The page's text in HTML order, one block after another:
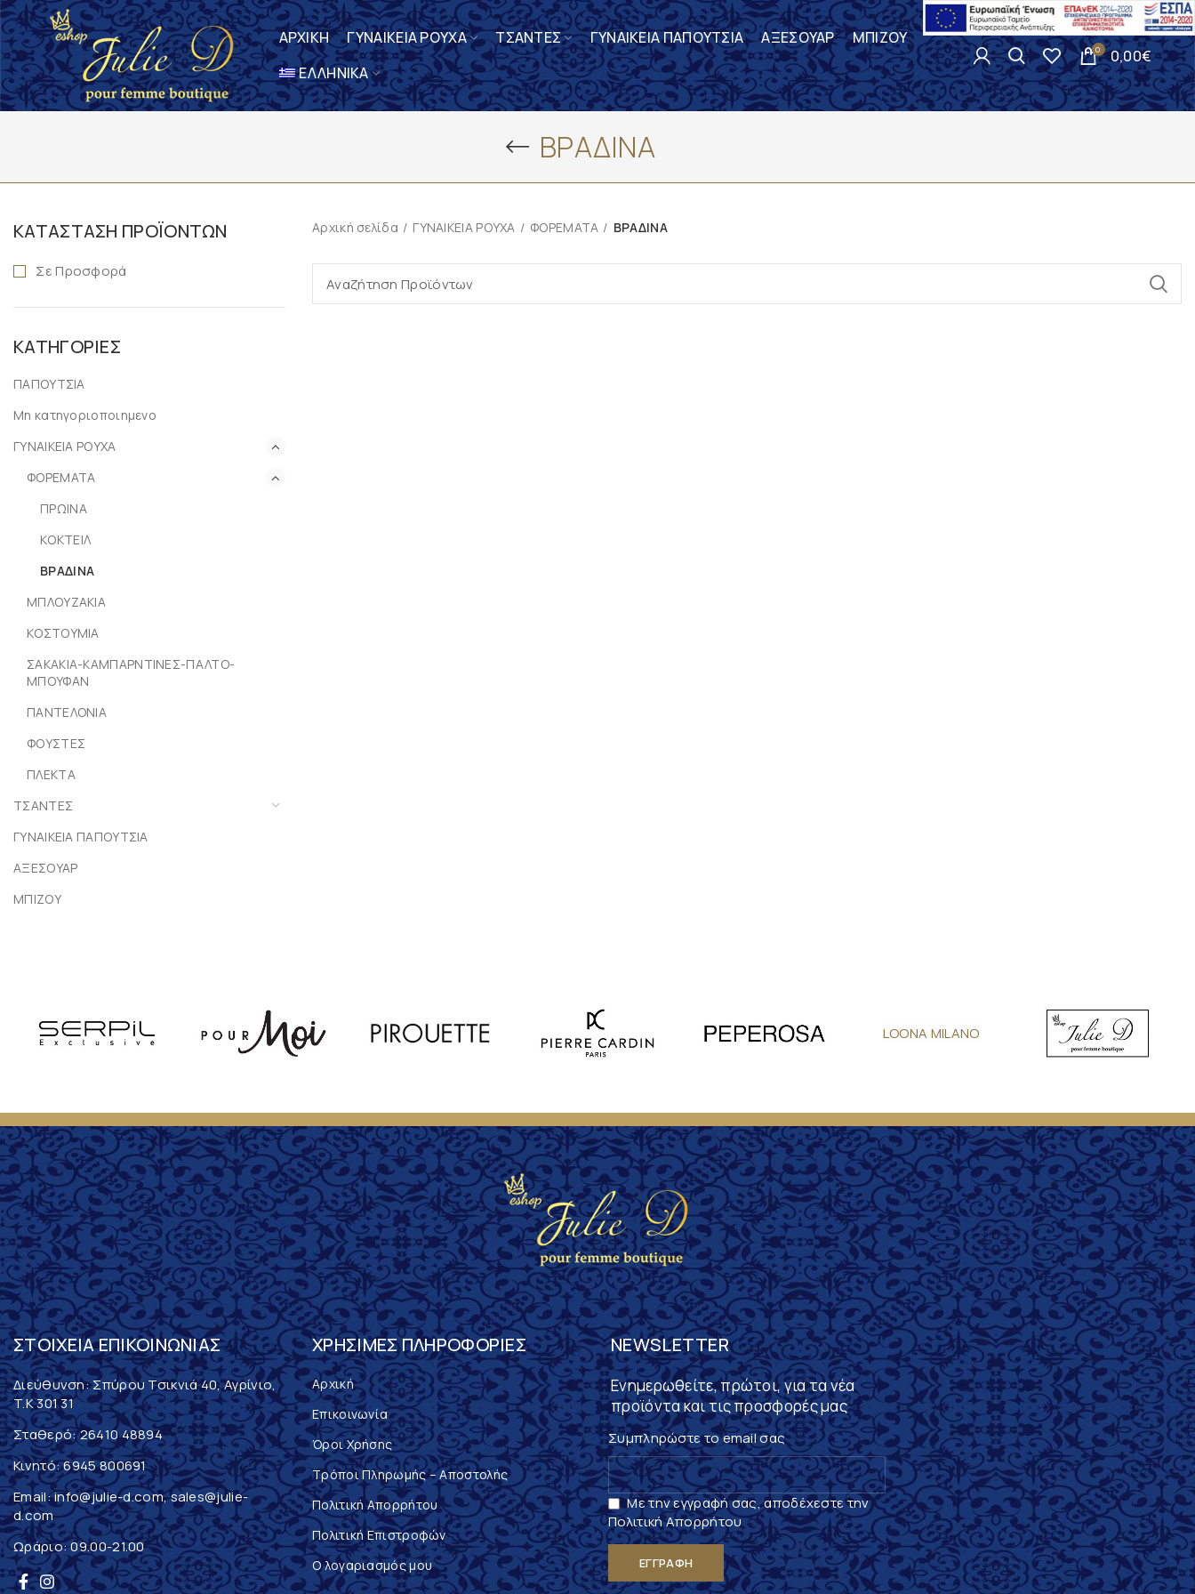
ΑΡΧΙΚΗ ΓΥΝΑΙΚΕΙΑ ΡΟΥΧΑ ΤΣΑΝΤΕΣ ΓΥΝΑΙΚΕΙΑ ΠΑΠΟΥΤΣΙΑ ΑΞΕΣΟΥΑΡ
ΜΠΙΖΟΥ
ΕΛΛΗΝΙΚΆ
0 0,00€
ΒΡΑΔΙΝΑ
ΚΑΤΆΣΤΑΣΗ ΠΡΟΪΌΝΤΩΝ
Σε Προσφορά
ΚΑΤΗΓΟΡΊΕΣ
ΠΑΠΟΥΤΣΙΑ
Μη κατηγοριοποιημενο
ΓΥΝΑΙΚΕΙΑ ΡΟΥΧΑ
ΦΟΡΕΜΑΤΑ
ΠΡΩΙΝΑ
ΚΟΚΤΕΙΛ
ΒΡΑΔΙΝΑ
ΜΠΛΟΥΖΑΚΙΑ
ΚΟΣΤΟΥΜΙΑ
ΣΑΚΑΚΙΑ-ΚΑΜΠΑΡΝΤΙΝΕΣ-ΠΑΛΤΟ-
ΜΠΟΥΦΑΝ
ΠΑΝΤΕΛΟΝΙΑ
ΦΟΥΣΤΕΣ
ΠΛΕΚΤΑ
ΤΣΑΝΤΕΣ
ΓΥΝΑΙΚΕΙΑ ΠΑΠΟΥΤΣΙΑ
ΑΞΕΣΟΥΑΡ
ΜΠΙΖΟΥ
Αρχική σελίδα ΓΥΝΑΙΚΕΙΑ ΡΟΥΧΑ ΦΟΡΕΜΑΤΑ ΒΡΑΔΙΝΑ
LOONA MILANO
ΣΤΟΙΧΕΊΑ ΕΠΙΚΟΙΝΩΝΊΑΣ
Διεύθυνση: Σπύρου Τσικνιά 40, Αγρίνιο,
T.K 301 31
Σταθερό:26410 48894
Κινητό:6945 800691
Email:info@julie-d.com,sales@julie-
d.com
Ωράριο: 09.00-21.00
ΧΡΉΣΙΜΕΣ ΠΛΗΡΟΦΟΡΊΕΣ
Αρχική
Επικοινωνία
Όροι Χρήσης
Τρόποι Πληρωμής – Αποστολής
Πολιτική Απορρήτου
Πολιτική Επιστροφών
Ο λογαριασμός μου
NEWSLETTER
Ενημερωθείτε, πρώτοι, για τα νέα
προϊόντα και τις προσφορές μας
Συμπληρώστε το email σας
Με την εγγραφή σας, αποδέχεστε την
Πολιτική Απορρήτου